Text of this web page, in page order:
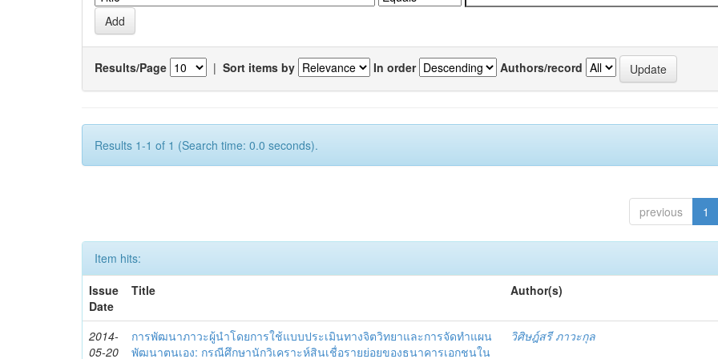
Results/Page | Sort items by In order Authors/record
Results 1-1 of 1 (Search time: 0.0 seconds).
previous 1
Item hits:
Issue
Date
Title Author(s)
2014-
05-20
การพัฒนาภาวะผู้นำโดยการใช้แบบประเมินทางจิตวิทยาและการจัดทำแผน
พัฒนาตนเอง: กรณีศึกษานักวิเคราะห์สินเชื่อรายย่อยของธนาคารเอกชนใน
วิศิษฎ์สรี ภาวะกุล